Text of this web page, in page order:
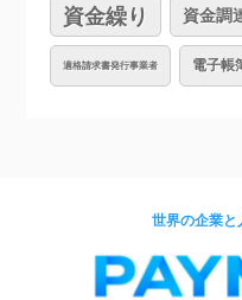
資金繰り 資金調
適格請求書発行事業者 電子帳
世界の企業と